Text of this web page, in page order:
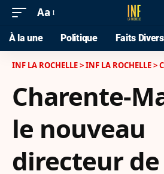
Aa
À la une Politique Faits Divers
INF LA ROCHELLE>INF LA ROCHELLE>
Charente-
le nouveau
directeur